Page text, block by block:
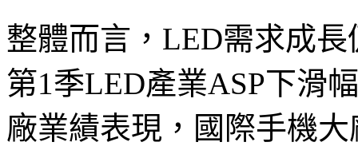
整體而言，LED需求成
第1季LED產業ASP下滑
廠業績表現，國際手機